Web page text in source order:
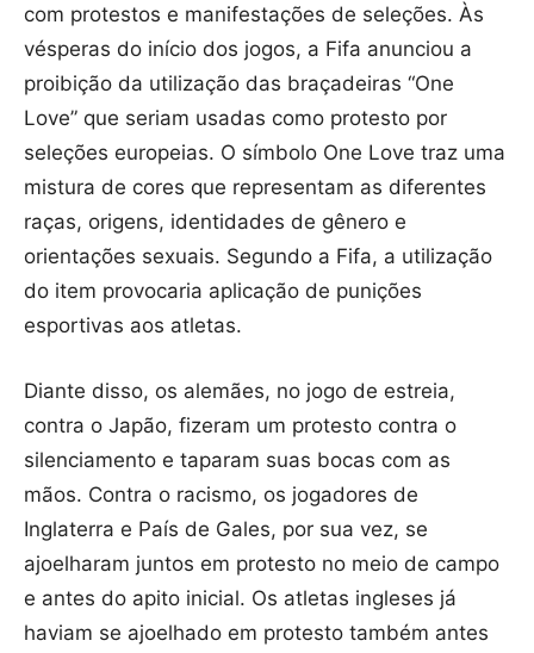
com protestos e manifestações de seleções. Às
vésperas do início dos jogos, a Fifa anunciou a
proibição da utilização das braçadeiras “One
Love” que seriam usadas como protesto por
seleções europeias. O símbolo One Love traz uma
mistura de cores que representam as diferentes
raças, origens, identidades de gênero e
orientações sexuais. Segundo a Fifa, a utilização
do item provocaria aplicação de punições
esportivas aos atletas.
Diante disso, os alemães, no jogo de estreia,
contra o Japão, fizeram um protesto contra o
silenciamento e taparam suas bocas com as
mãos. Contra o racismo, os jogadores de
Inglaterra e País de Gales, por sua vez, se
ajoelharam juntos em protesto no meio de campo
e antes do apito inicial. Os atletas ingleses já
haviam se ajoelhado em protesto também antes